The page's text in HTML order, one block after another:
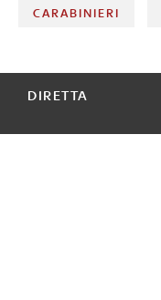
CARABINIERI
DIRETTA